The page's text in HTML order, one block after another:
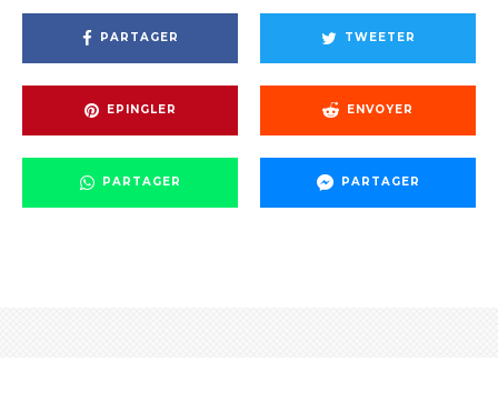
PARTAGER TWEETER
EPINGLER ENVOYER
PARTAGER PARTAGER